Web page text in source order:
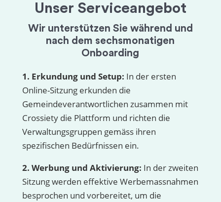
Unser Serviceangebot
Wir unterstützen Sie während und
nach dem sechsmonatigen
Onboarding
1. Erkundung und Setup: In der ersten
Online-Sitzung erkunden die
Gemeindeverantwortlichen zusammen mit
Crossiety die Plattform und richten die
Verwaltungsgruppen gemäss ihren
spezifischen Bedürfnissen ein.
2. Werbung und Aktivierung: In der zweiten
Sitzung werden effektive Werbemassnahmen
besprochen und vorbereitet, um die